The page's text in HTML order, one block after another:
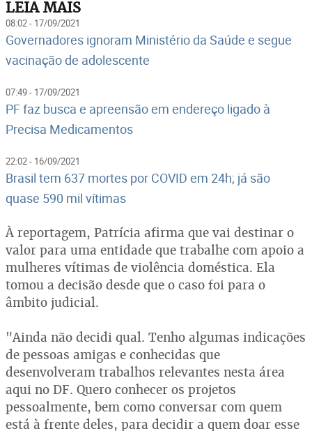
LEIA MAIS
08:02 - 17/09/2021
Governadores ignoram Ministério da Saúde e segue
vacinação de adolescente
07:49 - 17/09/2021
PF faz busca e apreensão em endereço ligado à
Precisa Medicamentos
22:02 - 16/09/2021
Brasil tem 637 mortes por COVID em 24h; já são
quase 590 mil vítimas
À reportagem, Patrícia afirma que vai destinar o
valor para uma entidade que trabalhe com apoio a
mulheres vítimas de violência doméstica. Ela
tomou a decisão desde que o caso foi para o
âmbito judicial.
"Ainda não decidi qual. Tenho algumas indicações
de pessoas amigas e conhecidas que
desenvolveram trabalhos relevantes nesta área
aqui no DF. Quero conhecer os projetos
pessoalmente, bem como conversar com quem
está à frente deles, para decidir a quem doar esse